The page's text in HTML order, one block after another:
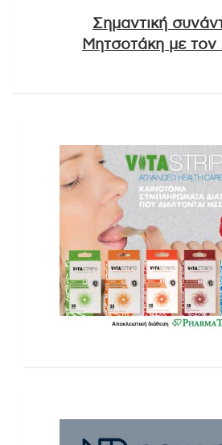
Σημαντική
Μητσοτάκη με τον